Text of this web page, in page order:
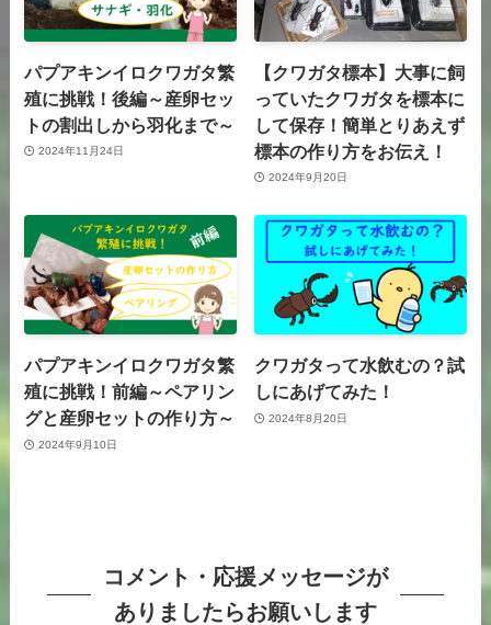
パプアキンイロクワガタ繁
殖に挑戦！後編～産卵セッ
トの割出しから羽化まで～
2024年11月24日
【クワガタ標本】大事に飼
っていたクワガタを標本に
して保存！簡単とりあえず
標本の作り方をお伝え！
2024年9月20日
パプアキンイロクワガタ繁
殖に挑戦！前編～ペアリン
グと産卵セットの作り方～
2024年9月10日
クワガタって水飲むの？試
しにあげてみた！
2024年8月20日
コメント・応援メッセージが
ありましたらお願いします